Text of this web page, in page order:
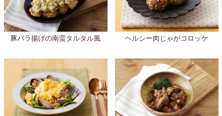
豚バラ揚げの南蛮タルタル風 ヘルシー肉じゃがコロッケ